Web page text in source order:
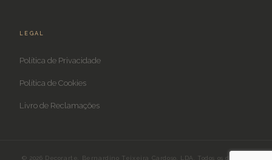
LEGAL
Política de Privacidade
Política de Cookies
Livro de Reclamações
© 2026 Decorarte, Bernardino Teixeira Cardoso, LDA. Todos os direitos